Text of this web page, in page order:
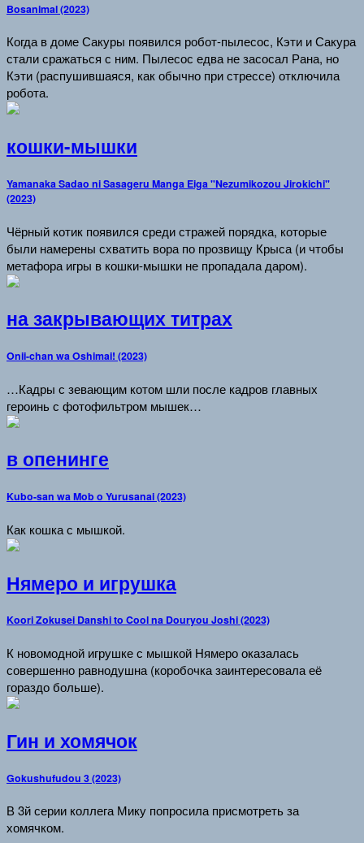
Bosanimal (2023)
Когда в доме Сакуры появился робот-пылесос, Кэти и Сакура
стали сражаться с ним. Пылесос едва не засосал Рана, но
Кэти (распушившаяся, как обычно при стрессе) отключила
робота.
кошки-мышки
Yamanaka Sadao ni Sasageru Manga Eiga "Nezumikozou Jirokichi"
(2023)
Чёрный котик появился среди стражей порядка, которые
были намерены схватить вора по прозвищу Крыса (и чтобы
метафора игры в кошки-мышки не пропадала даром).
на закрывающих титрах
Onii-chan wa Oshimai! (2023)
…Кадры с зевающим котом шли после кадров главных
героинь с фотофильтром мышек…
в опенинге
Kubo-san wa Mob o Yurusanai (2023)
Как кошка с мышкой.
Нямеро и игрушка
Koori Zokusei Danshi to Cool na Douryou Joshi (2023)
К новомодной игрушке с мышкой Нямеро оказалась
совершенно равнодушна (коробочка заинтересовала её
гораздо больше).
Гин и хомячок
Gokushufudou 3 (2023)
В 3й серии коллега Мику попросила присмотреть за
хомячком.